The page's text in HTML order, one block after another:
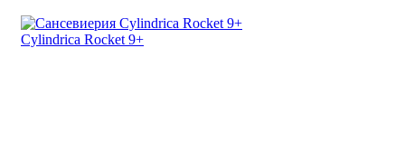
Cylindrica Rocket 9+